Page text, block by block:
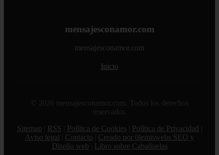
mensajesconamor.com
mensajesconamor.com
Inicio
© 2026 mensajesconamor.com. Todos los derechos
reservados.
Sitemap
RSS Política de Cookies Política de Privacidad
Aviso legal
Contacto
Creado por 0lemiswebs SEO y
Diseño web
Libro sobre Cabañuelas